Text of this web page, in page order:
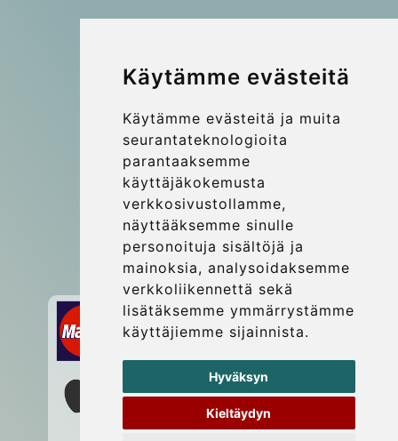
Käytämme evästeitä
Käytämme evästeitä ja muita
seurantateknologioita
parantaaksemme
käyttäjäkokemusta
verkkosivustollamme,
näyttääksemme sinulle
personoituja sisältöjä ja
mainoksia, analysoidaksemme
verkkoliikennettä sekä
lisätäksemme ymmärrystämme
käyttäjiemme sijainnista.
Hyväksyn
Kieltäydyn
Blog
Update cookies preferences
Contact
info@wientransfer.com
Secure Payment with STRIPE